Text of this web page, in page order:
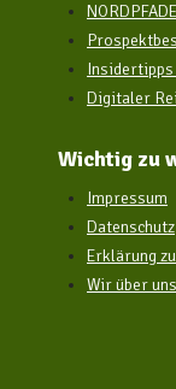
Insidertipps
Digitaler
Wichtig zu
Impressum
Datenschutz
Erklärung
Wir über uns